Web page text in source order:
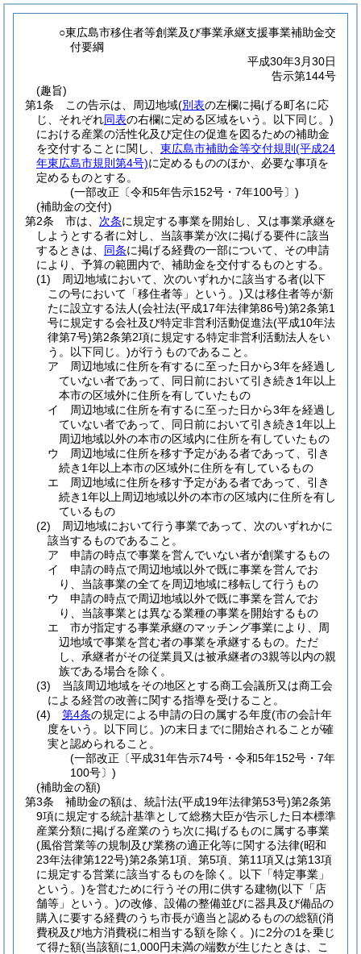
○東広島市移住者等創業及び事業承継支援事業補助金交
付要綱
平成30年3月30日
告示第144号
(趣旨)
第1条
この告示は、周辺地域(別表の左欄に掲げる町名に応
じ、それぞれ同表の右欄に定める区域をいう。以下同じ。)
における産業の活性化及び定住の促進を図るための補助金
を交付することに関し、 東広島市補助金等交付規則 (平成24
年東広島市規則第4号)に定めるもののほか、必要な事項を
定めるものとする。
(一部改正〔令和5年告示152号・7年100号〕)
(補助金の交付)
第2条
市は、 次条に規定する事業を開始し、又は事業承継を
しようとする者に対し、当該事業が次に掲げる要件に該当
するときは、 同条に掲げる経費の一部について、その申請
により、予算の範囲内で、補助金を交付するものとする。
(1)
周辺地域において、次のいずれかに該当する者(以下
この号において「移住者等」という。)又は移住者等が新
たに設立する法人(会社法(平成17年法律第86号)第2条第1
号に規定する会社及び特定非営利活動促進法(平成10年法
律第7号)第2条第2項に規定する特定非営利活動法人をい
う。以下同じ。)が行うものであること。
ア
周辺地域に住所を有するに至った日から3年を経過し
ていない者であって、同日前において引き続き1年以上
本市の区域外に住所を有していたもの
イ
周辺地域に住所を有するに至った日から3年を経過し
ていない者であって、同日前において引き続き1年以上
周辺地域以外の本市の区域内に住所を有していたもの
ウ
周辺地域に住所を移す予定がある者であって、引き
続き1年以上本市の区域外に住所を有しているもの
エ
周辺地域に住所を移す予定がある者であって、引き
続き1年以上周辺地域以外の本市の区域内に住所を有し
ているもの
(2)
周辺地域において行う事業であって、次のいずれかに
該当するものであること。
ア
申請の時点で事業を営んでいない者が創業するもの
イ
申請の時点で周辺地域以外で既に事業を営んでお
り、当該事業の全てを周辺地域に移転して行うもの
ウ
申請の時点で周辺地域以外で既に事業を営んでお
り、当該事業とは異なる業種の事業を開始するもの
エ
市が指定する事業承継のマッチング事業により、周
辺地域で事業を営む者の事業を承継するもの。 ただ
し、承継者がその従業員又は被承継者の3親等以内の親
族である場合を除く。
(3)
当該周辺地域をその地区とする商工会議所又は商工会
による経営の改善に関する指導を受けること。
(4)
第4条の規定による申請の日の属する年度(市の会計年
度をいう。以下同じ。)の末日までに開始されることが確
実と認められること。
(一部改正〔平成31年告示74号・令和5年152号・7年
100号〕)
(補助金の額)
第3条
補助金の額は、統計法(平成19年法律第53号)第2条第
9項に規定する統計基準として総務大臣が告示した日本標準
産業分類に掲げる産業のうち次に掲げるものに属する事業
(風俗営業等の規制及び業務の適正化等に関する法律(昭和
23年法律第122号)第2条第1項、第5項、第11項又は第13項
に規定する営業に該当するものを除く。以下「特定事業」
という。)を営むために行うその用に供する建物(以下「店
舗等」という。)の改修、設備の整備並びに器具及び備品の
購入に要する経費のうち市長が適当と認めるものの総額(消
費税及び地方消費税に相当する額を除く。)に2分の1を乗じ
て得た額(当該額に1,000円未満の端数が生じたときは、こ